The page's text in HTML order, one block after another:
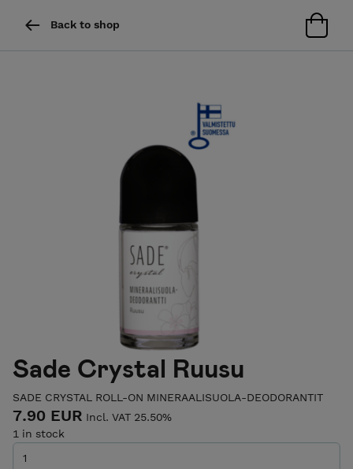
Back to shop
Sade Crystal Ruusu
SADE CRYSTAL ROLL-ON MINERAALISUOLA-DEODORANTIT
7.90 EUR Incl. VAT 25.50%
1 in stock